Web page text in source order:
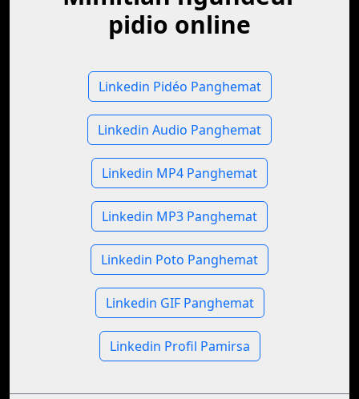
pidio online
Linkedin Pidéo Panghemat
Linkedin Audio Panghemat
Linkedin MP4 Panghemat
Linkedin MP3 Panghemat
Linkedin Poto Panghemat
Linkedin GIF Panghemat
Linkedin Profil Pamirsa